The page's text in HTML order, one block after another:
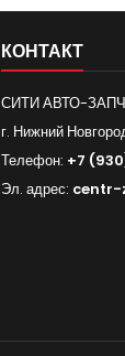
КОНТАКТ
СИТИ АВТО-
г. Нижний
Телефон: +7
Эл. адрес: centr-